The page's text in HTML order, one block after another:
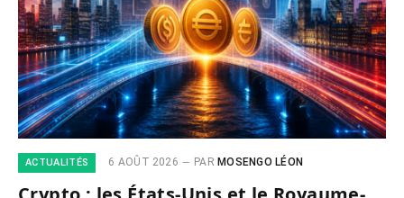
ACTUALITÉS 6 AOÛT 2026 PAR MOSENGO LÉON